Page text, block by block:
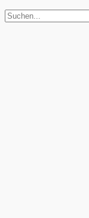
Suchen
Suche
nach: